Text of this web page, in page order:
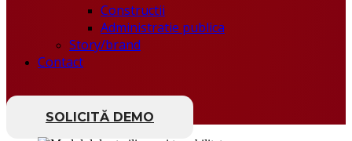
Constructii
Administratie publica
Story/brand
Contact
SOLICITĂ DEMO